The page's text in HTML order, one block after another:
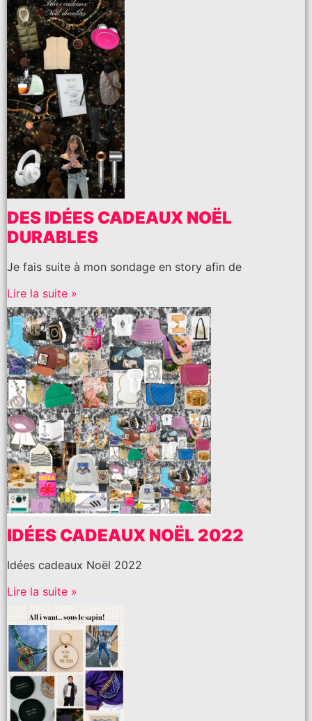
DES IDÉES CADEAUX NOËL
DURABLES
Je fais suite à mon sondage en story afin de
Lire la suite »
IDÉES CADEAUX NOËL 2022
Idées cadeaux Noël 2022
Lire la suite »